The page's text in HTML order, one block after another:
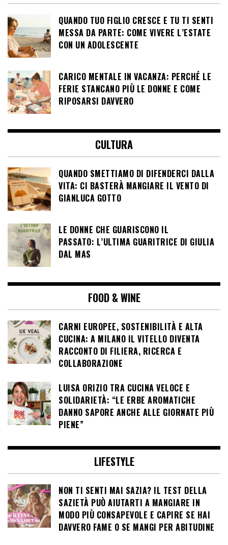
QUANDO TUO FIGLIO CRESCE E TU TI SENTI
MESSA DA PARTE: COME VIVERE L’ESTATE
CON UN ADOLESCENTE
CARICO MENTALE IN VACANZA: PERCHÉ LE
FERIE STANCANO PIÙ LE DONNE E COME
RIPOSARSI DAVVERO
CULTURA
QUANDO SMETTIAMO DI DIFENDERCI DALLA
VITA: CI BASTERÀ MANGIARE IL VENTO DI
GIANLUCA GOTTO
LE DONNE CHE GUARISCONO IL
PASSATO: L’ULTIMA GUARITRICE DI GIULIA
DAL MAS
FOOD & WINE
CARNI EUROPEE, SOSTENIBILITÀ E ALTA
CUCINA: A MILANO IL VITELLO DIVENTA
RACCONTO DI FILIERA, RICERCA E
COLLABORAZIONE
LUISA ORIZIO TRA CUCINA VELOCE E
SOLIDARIETÀ: “LE ERBE AROMATICHE
DANNO SAPORE ANCHE ALLE GIORNATE PIÙ
PIENE”
LIFESTYLE
NON TI SENTI MAI SAZIA? IL TEST DELLA
SAZIETÀ PUÒ AIUTARTI A MANGIARE IN
MODO PIÙ CONSAPEVOLE E CAPIRE SE HAI
DAVVERO FAME O SE MANGI PER ABITUDINE